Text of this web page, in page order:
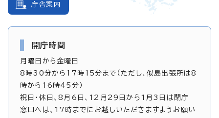
庁舎案内
開庁時間
月曜日から金曜日
8時30分から17時15分まで（ただし、似島出張所は8
時から16時45分）
祝日・休日、8月6日、12月29日から1月3日は閉庁
窓口へは、17時までにお越しいただきますようお願い